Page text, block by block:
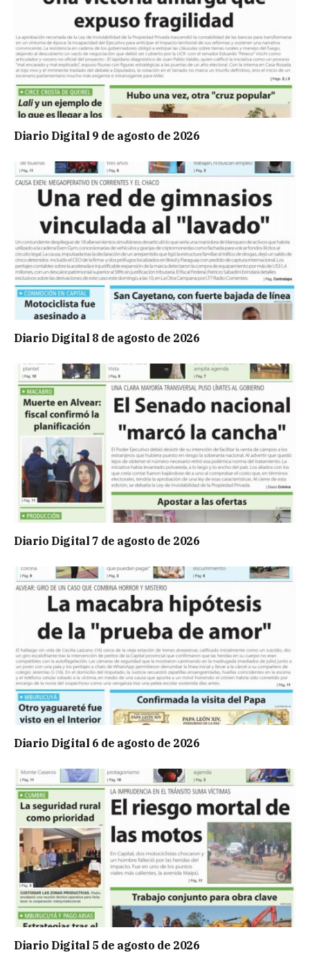
Diario Digital 9 de agosto de 2026
Diario Digital 8 de agosto de 2026
Diario Digital 7 de agosto de 2026
Diario Digital 6 de agosto de 2026
Diario Digital 5 de agosto de 2026